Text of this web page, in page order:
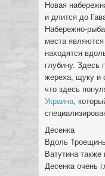
Новая
и длится до
Набережно-
места
находятся
глубину. Здесь
жереха, щуку и
что здесь
Украина,
Десенка
Вдоль
Ватутина
Десенка очень